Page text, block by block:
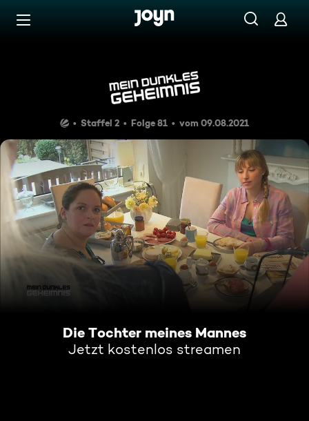
Zum Inhalt springen
Die Tochter meines Mannes
Staffel 2 Folge 81 vom 09.08.2021
Die Tochter meines Mannes
Jetzt kostenlos streamen